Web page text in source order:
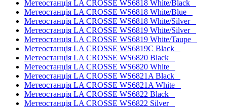
Метеостанція LA CROSSE WS6818 White/Black
Метеостанція LA CROSSE WS6818 White/Blue
Метеостанція LA CROSSE WS6818 White/Silver
Метеостанція LA CROSSE WS6819 White/Silver
Метеостанція LA CROSSE WS6819 White/Taupe
Метеостанція LA CROSSE WS6819C Black
Метеостанція LA CROSSE WS6820 Black
Метеостанція LA CROSSE WS6820 White
Метеостанція LA CROSSE WS6821A Black
Метеостанція LA CROSSE WS6821A White
Метеостанція LA CROSSE WS6822 Black
Метеостанція LA CROSSE WS6822 Silver